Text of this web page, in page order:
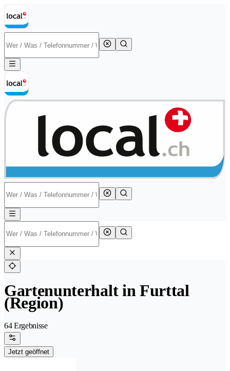
Gartenunterhalt in Furttal
(Region)
64 Ergebnisse
Jetzt geöffnet